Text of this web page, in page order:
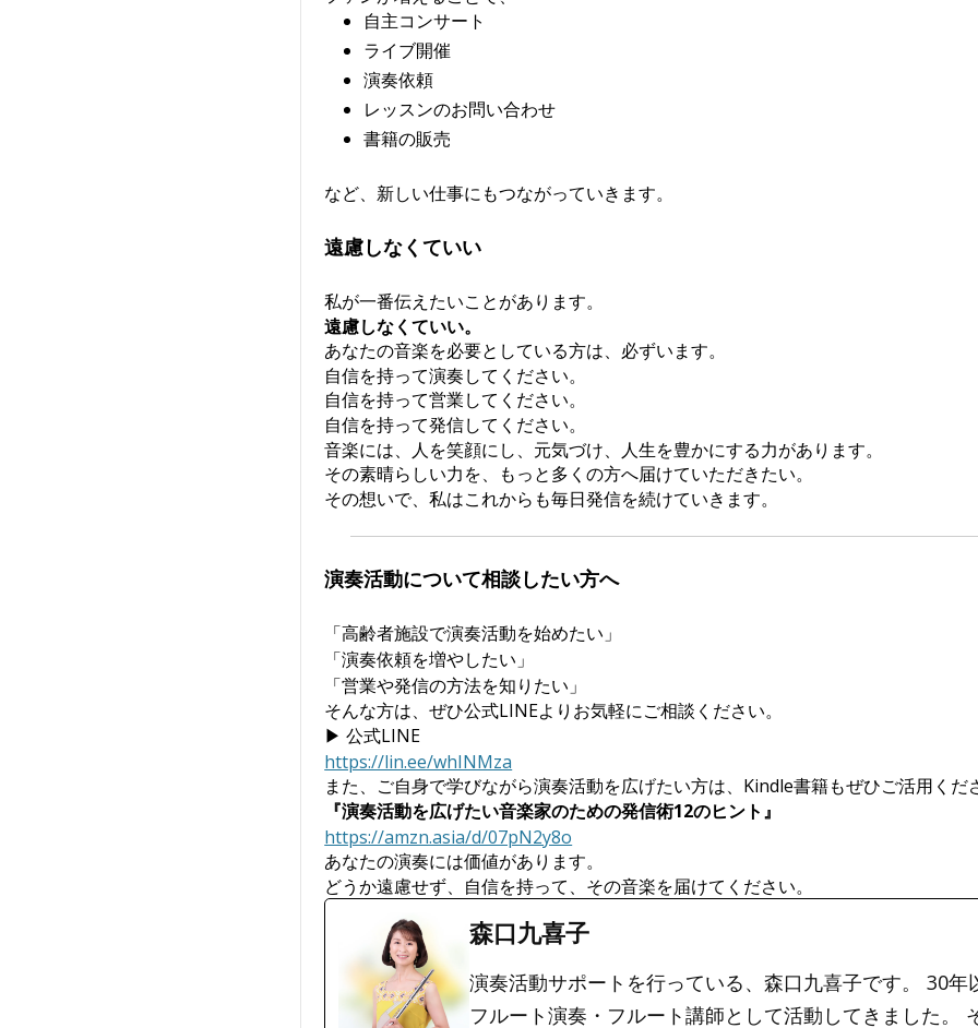
自主コンサート
ライブ開催
演奏依頼
レッスンのお問い合わせ
書籍の販売
など、新しい仕事にもつながっていきます。
遠慮しなくていい
私が一番伝えたいことがあります。
遠慮しなくていい。
あなたの音楽を必要としている方は、必ずいます。
自信を持って演奏してください。
自信を持って営業してください。
自信を持って発信してください。
音楽には、人を笑顔にし、元気づけ、人生を豊かにする力があります。
その素晴らしい力を、もっと多くの方へ届けていただきたい。
その想いで、私はこれからも毎日発信を続けていきます。
演奏活動について相談したい方へ
「高齢者施設で演奏活動を始めたい」
「演奏依頼を増やしたい」
「営業や発信の方法を知りたい」
そんな方は、ぜひ公式LINEよりお気軽にご相談ください。
▶ 公式LINE
https://lin.ee/whINMza
また、ご自身で学びながら演奏活動を広げたい方は、Kindle書籍もぜひご活用くだ
『演奏活動を広げたい音楽家のための発信術12のヒント』
https://amzn.asia/d/07pN2y8o
あなたの演奏には価値があります。
どうか遠慮せず、自信を持って、その音楽を届けてください。
森口九喜子
演奏活動サポートを行っている、森口九喜子です。 30年
フルート演奏・フルート講師として活動してきました。